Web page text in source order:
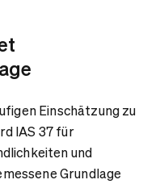
Einschätzung zu
IAS 37 für
und
Grundlage